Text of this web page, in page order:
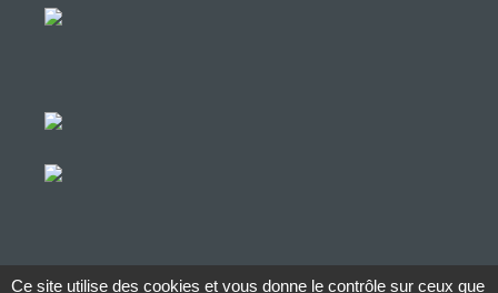
Ce site utilise des cookies et vous donne le contrôle sur ceux que